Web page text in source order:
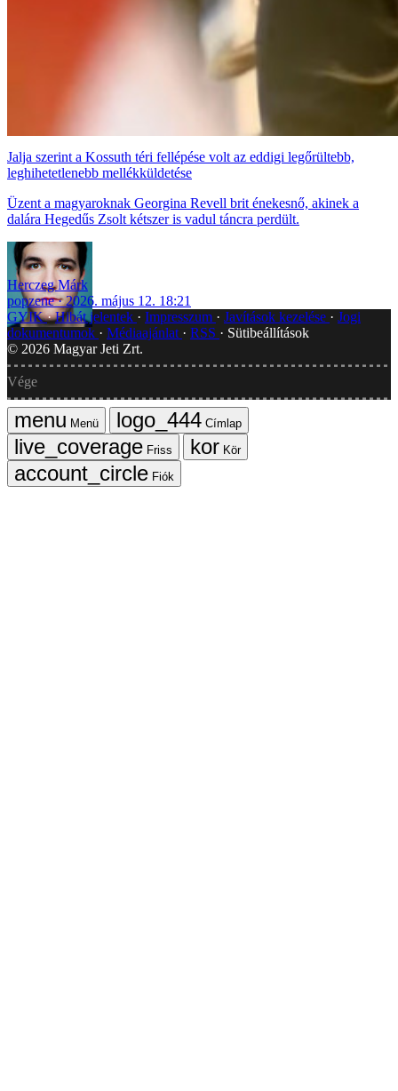
Jalja szerint a Kossuth téri fellépése volt az eddigi legőrültebb,
leghihetetlenebb mellékküldetése
Üzent a magyaroknak Georgina Revell brit énekesnő, akinek a
dalára Hegedűs Zsolt kétszer is vadul táncra perdült.
Herczeg Márk
popzene
2026. május 12. 18:21
GYIK Hibát jelentek Impresszum Javítások kezelése
Jogi
dokumentumok
Médiaajánlat RSS
Sütibeállítások
© 2026 Magyar Jeti Zrt.
Vége
Menü
Címlap
Friss
Kör
Fiók